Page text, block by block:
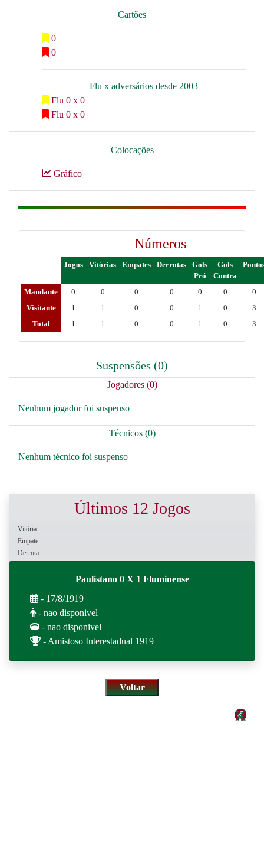
Cartões
0
0
Flu x adversários desde 2003
Flu 0 x 0
Flu 0 x 0
Colocações
Gráfico
Números
Jogos Vitórias Empates Derrotas
Gols
Pró
Gols
Contra
Mandante 0 0 0 0 0 0
0
Visitante
1 1 0 0 1 0
3
Total
1 1 0 0 1 0 3
Suspensões (0)
Jogadores (0)
Nenhum jogador foi suspenso
Técnicos (0)
Nenhum técnico foi suspenso
Últimos 12 Jogos
Vitória
Empate
Derrota
Paulistano 0 X 1 Fluminense
- 17/8/1919
- nao disponivel
- nao disponivel
- Amistoso Interestadual 1919